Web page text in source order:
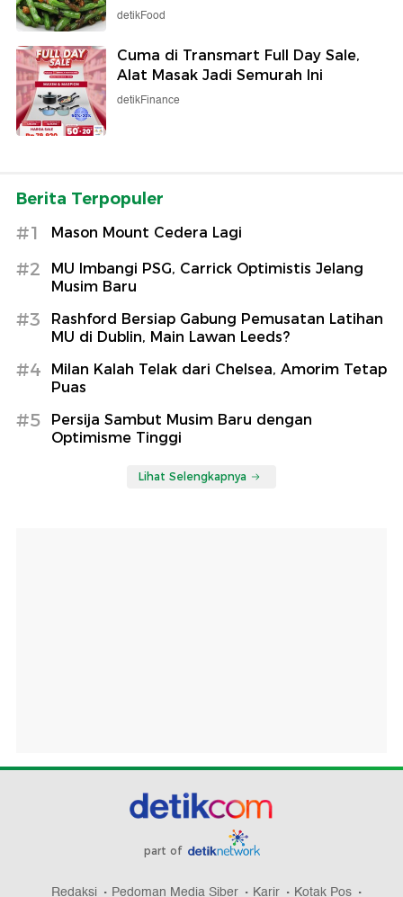
detikFood
Cuma di Transmart Full Day Sale,
Alat Masak Jadi Semurah Ini
detikFinance
Berita Terpopuler
#1 Mason Mount Cedera Lagi
#2
MU Imbangi PSG, Carrick Optimistis Jelang
Musim Baru
#3
Rashford Bersiap Gabung Pemusatan Latihan
MU di Dublin, Main Lawan Leeds?
#4
Milan Kalah Telak dari Chelsea, Amorim Tetap
Puas
#5
Persija Sambut Musim Baru dengan
Optimisme Tinggi
Lihat Selengkapnya
part of
Redaksi Pedoman Media Siber Karir Kotak Pos